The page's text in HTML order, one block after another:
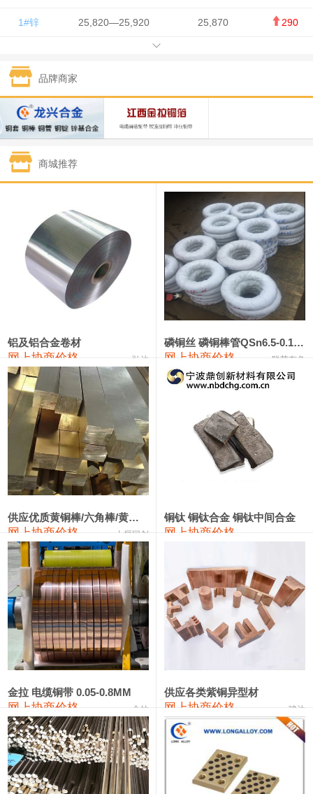
1#锌 25,820—25,920 25,870 290
1#锡 434,000—436,000
1#镍 129,550—130,750
1#白银 15,100—15,110 15,105 -70
钯金
331,000 -10,000
89,000—95,000 92,000 1,000
2#锑 85,000—91,000 88,000 1,000
1#镁 17,000—18,000 17,500 0
18,900—19,100 19,000 100
1#电解锰(99.7%袋装) 18,000—18,200 18,100 100
1#铬 60,000—82,000
553#硅 9,300—9,500
441#硅 9,600—9,800 9,700
3303#硅 10,300—10,500 10,400
2202#硅 14,100—14,300
金属硅3303#-2202# 10,400—14,200 12,300 0
漆包线 111,970—115,970 113,970
磷铜合金 110,800—117,600 114,200 400
无氧铜丝(硬) 109,710—110,010 109,860
R410A专用紫铜管 113,700—113,700
铸造铝合金锭(A380） 26,300—26,500 26,400 100
铝合金ADC12 24,200—24,400 100
铸造铝合金锭(ZL102) 24,300—24,500 24,400
品牌商家
商城推荐
铝及铝合金卷材
网上协商价格 弘达
磷铜丝 磷铜棒管QSn6.5-0.1 7-0.2 8-0.3
网上协商价格 联荣有色
供应优质黄铜棒/六角棒/黄铜方板
网上协商价格 十堰同创
铜钛 铜钛合金 铜钛中间合金
网上协商价格
金拉 电缆铜带 0.05-0.8MM
网上协商价格 金拉
供应各类紫铜异型材
网上协商价格 骏达